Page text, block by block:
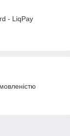
- LiqPay